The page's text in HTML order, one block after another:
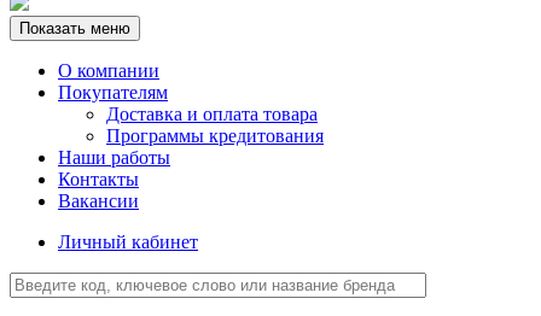
Показать меню
О компании
Покупателям
Доставка и оплата товара
Программы кредитования
Наши работы
Контакты
Вакансии
Личный кабинет